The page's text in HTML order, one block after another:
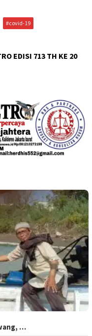
#covid-19
EDISI 713 TH KE 20
…